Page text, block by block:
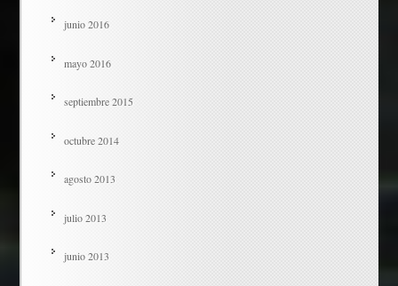
junio 2016
mayo 2016
septiembre 2015
octubre 2014
agosto 2013
julio 2013
junio 2013